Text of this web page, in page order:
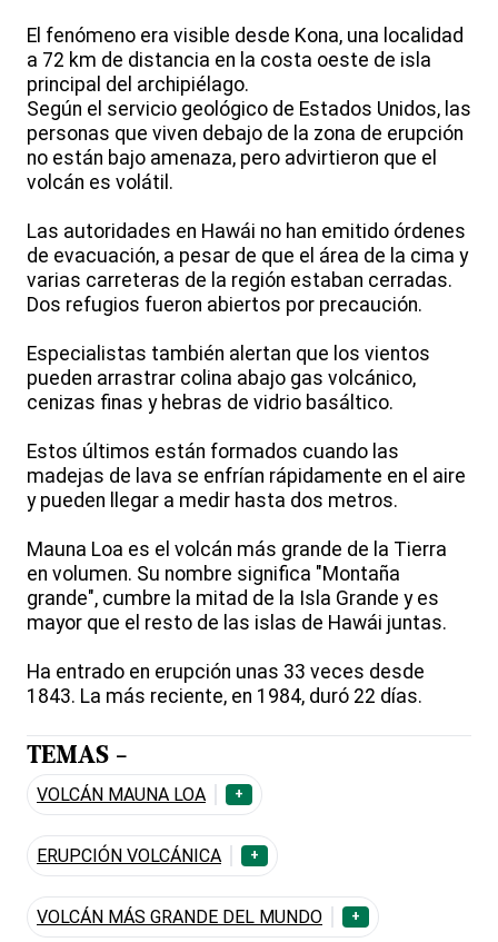
El fenómeno era visible desde Kona, una localidad
a 72 km de distancia en la costa oeste de isla
principal del archipiélago.
Según el servicio geológico de Estados Unidos, las
personas que viven debajo de la zona de erupción
no están bajo amenaza, pero advirtieron que el
volcán es volátil.
Las autoridades en Hawái no han emitido órdenes
de evacuación, a pesar de que el área de la cima y
varias carreteras de la región estaban cerradas.
Dos refugios fueron abiertos por precaución.
Especialistas también alertan que los vientos
pueden arrastrar colina abajo gas volcánico,
cenizas finas y hebras de vidrio basáltico.
Estos últimos están formados cuando las
madejas de lava se enfrían rápidamente en el aire
y pueden llegar a medir hasta dos metros.
Mauna Loa es el volcán más grande de la Tierra
en volumen. Su nombre significa "Montaña
grande", cumbre la mitad de la Isla Grande y es
mayor que el resto de las islas de Hawái juntas.
Ha entrado en erupción unas 33 veces desde
1843. La más reciente, en 1984, duró 22 días.
TEMAS -
VOLCÁN MAUNA LOA +
ERUPCIÓN VOLCÁNICA +
VOLCÁN MÁS GRANDE DEL MUNDO +